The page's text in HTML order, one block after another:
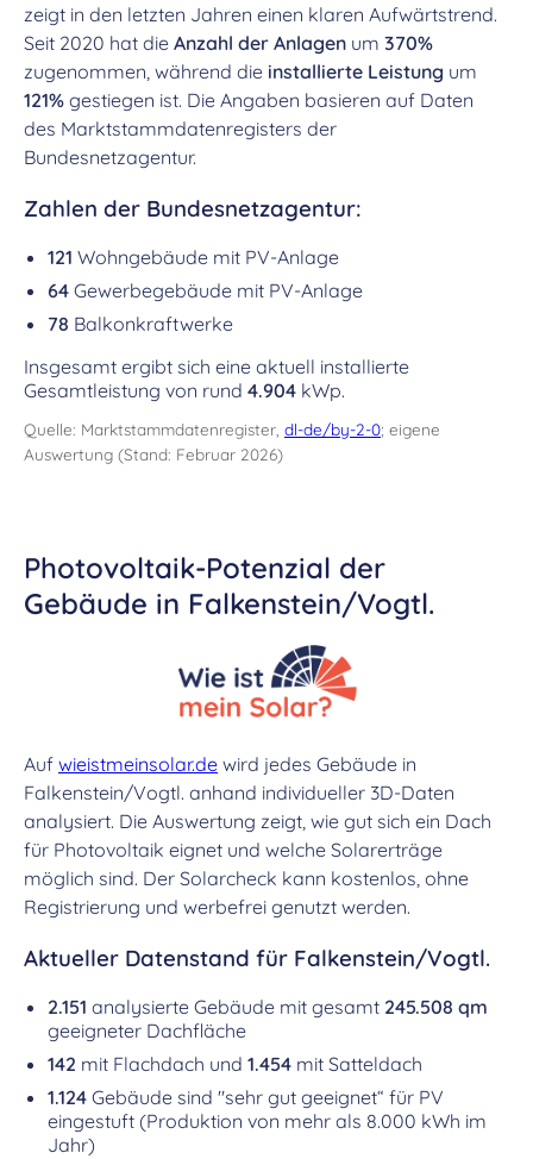
zeigt in den letzten Jahren einen klaren Aufwärtstrend.
Seit 2020 hat die Anzahl der Anlagen um 370%
zugenommen, während die installierte Leistung um
121% gestiegen ist. Die Angaben basieren auf Daten
des Marktstammdatenregisters der
Bundesnetzagentur.
Zahlen der Bundesnetzagentur:
121 Wohngebäude mit PV-Anlage
64 Gewerbegebäude mit PV-Anlage
78 Balkonkraftwerke
Insgesamt ergibt sich eine aktuell installierte
Gesamtleistung von rund 4.904 kWp.
Quelle: Marktstammdatenregister, dl-de/by-2-0; eigene
Auswertung (Stand: Februar 2026)
Photovoltaik-Potenzial der
Gebäude in Falkenstein/Vogtl.
Auf wieistmeinsolar.de wird jedes Gebäude in
Falkenstein/Vogtl. anhand individueller 3D-Daten
analysiert. Die Auswertung zeigt, wie gut sich ein Dach
für Photovoltaik eignet und welche Solarerträge
möglich sind. Der Solarcheck kann kostenlos, ohne
Registrierung und werbefrei genutzt werden.
Aktueller Datenstand für Falkenstein/Vogtl.
2.151 analysierte Gebäude mit gesamt 245.508 qm
geeigneter Dachfläche
142 mit Flachdach und 1.454 mit Satteldach
1.124 Gebäude sind "sehr gut geeignet“ für PV
eingestuft (Produktion von mehr als 8.000 kWh im
Jahr)